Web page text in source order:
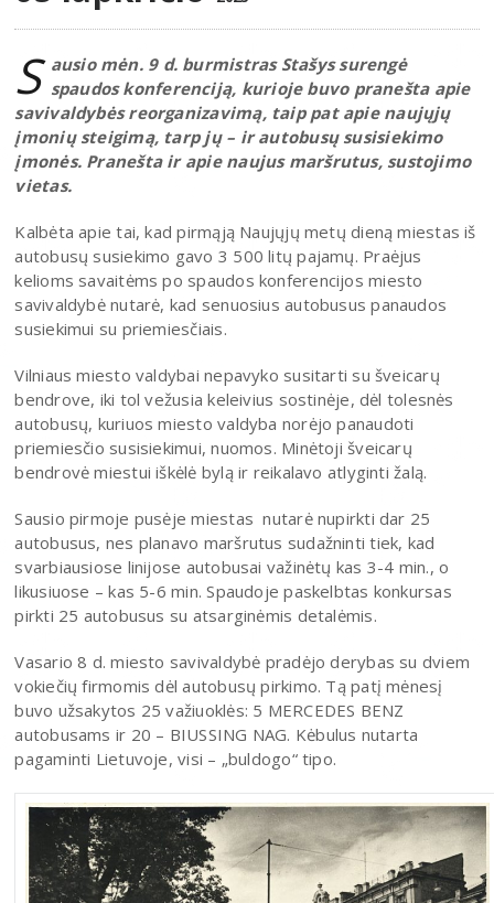
S ausio mėn. 9 d. burmistras Stašys surengė
spaudos konferenciją, kurioje buvo pranešta apie
savivaldybės reorganizavimą, taip pat apie naujųjų
įmonių steigimą, tarp jų – ir autobusų susisiekimo
įmonės. Pranešta ir apie naujus maršrutus, sustojimo
vietas.
Kalbėta apie tai, kad pirmąją Naujųjų metų dieną miestas iš
autobusų susiekimo gavo 3 500 litų pajamų. Praėjus
kelioms savaitėms po spaudos konferencijos miesto
savivaldybė nutarė, kad senuosius autobusus panaudos
susiekimui su priemiesčiais.
Vilniaus miesto valdybai nepavyko susitarti su šveicarų
bendrove, iki tol vežusia keleivius sostinėje, dėl tolesnės
autobusų, kuriuos miesto valdyba norėjo panaudoti
priemiesčio susisiekimui, nuomos. Minėtoji šveicarų
bendrovė miestui iškėlė bylą ir reikalavo atlyginti žalą.
Sausio pirmoje pusėje miestas nutarė nupirkti dar 25
autobusus, nes planavo maršrutus sudažninti tiek, kad
svarbiausiose linijose autobusai važinėtų kas 3-4 min., o
likusiuose – kas 5-6 min. Spaudoje paskelbtas konkursas
pirkti 25 autobusus su atsarginėmis detalėmis.
Vasario 8 d. miesto savivaldybė pradėjo derybas su dviem
vokiečių firmomis dėl autobusų pirkimo. Tą patį mėnesį
buvo užsakytos 25 važiuoklės: 5 MERCEDES BENZ
autobusams ir 20 – BIUSSING NAG. Kėbulus nutarta
pagaminti Lietuvoje, visi – „buldogo“ tipo.